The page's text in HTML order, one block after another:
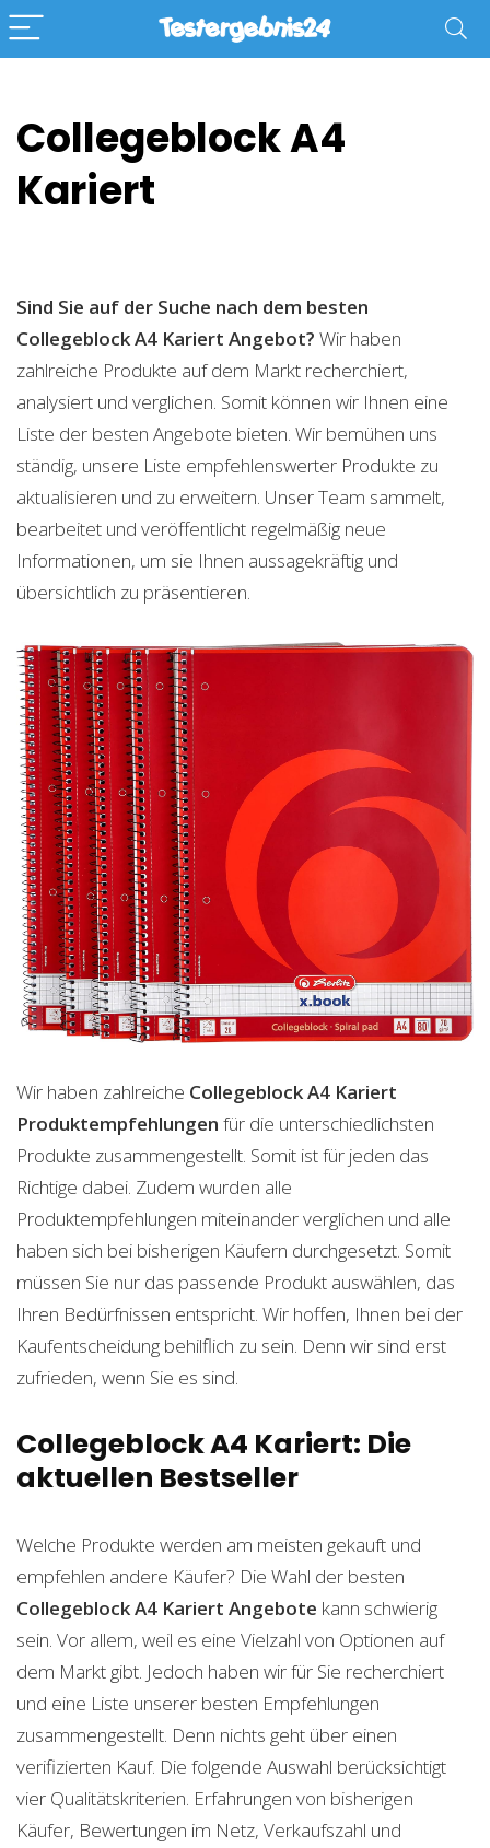
Collegeblock A4
Kariert
Sind Sie auf der Suche nach dem besten
Collegeblock A4 Kariert Angebot? Wir haben
zahlreiche Produkte auf dem Markt recherchiert,
analysiert und verglichen. Somit können wir Ihnen eine
Liste der besten Angebote bieten. Wir bemühen uns
ständig, unsere Liste empfehlenswerter Produkte zu
aktualisieren und zu erweitern. Unser Team sammelt,
bearbeitet und veröffentlicht regelmäßig neue
Informationen, um sie Ihnen aussagekräftig und
übersichtlich zu präsentieren.
Wir haben zahlreiche Collegeblock A4 Kariert
Produktempfehlungen für die unterschiedlichsten
Produkte zusammengestellt. Somit ist für jeden das
Richtige dabei. Zudem wurden alle
Produktempfehlungen miteinander verglichen und alle
haben sich bei bisherigen Käufern durchgesetzt. Somit
müssen Sie nur das passende Produkt auswählen, das
Ihren Bedürfnissen entspricht. Wir hoffen, Ihnen bei der
Kaufentscheidung behilflich zu sein. Denn wir sind erst
zufrieden, wenn Sie es sind.
Collegeblock A4 Kariert: Die
aktuellen Bestseller
Welche Produkte werden am meisten gekauft und
empfehlen andere Käufer? Die Wahl der besten
Collegeblock A4 Kariert Angebote kann schwierig
sein. Vor allem, weil es eine Vielzahl von Optionen auf
dem Markt gibt. Jedoch haben wir für Sie recherchiert
und eine Liste unserer besten Empfehlungen
zusammengestellt. Denn nichts geht über einen
verifizierten Kauf. Die folgende Auswahl berücksichtigt
vier Qualitätskriterien. Erfahrungen von bisherigen
Käufer, Bewertungen im Netz, Verkaufszahl und